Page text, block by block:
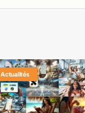
Actualités